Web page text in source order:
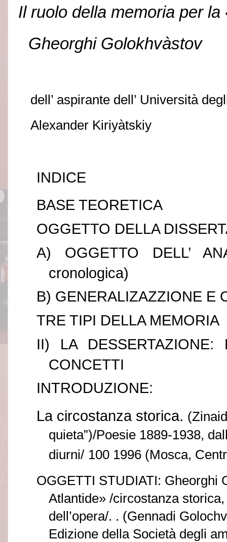
Il ruolo della memoria per la
Gheorghi Golokhvàstov
dell’ aspirante dell’ Università
Alexander Kiriyàtskiy
INDICE
BASE TEORETICA
OGGETTO DELLA
A) OGGETTO DELL’
cronologica)
B) GENERALIZAZZIONE E
TRE TIPI DELLA MEMORIA
II) LA DESSERTAZIONE:
CONCETTI
INTRODUZIONE:
La circostanza storica.
quieta”)/Poesie 1889-1938,
diurni/ 100 1996 (Mosca,
OGGETTI STUDIATI: Gheorghi
Atlantide» /circostanza
dell’opera/. . (Gennadi
Edizione della Società degli